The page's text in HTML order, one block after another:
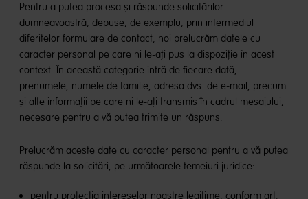
Pentru a putea procesa și răspunde solicitărilor
dumneavoastră, depuse, de exemplu, prin intermediul
diferitelor formulare de contact, noi prelucrăm datele cu
caracter personal pe care ni le-ați pus la dispoziție în acest
context. În această categorie intră de fiecare dată,
prenumele, numele de familie, adresa dvs. de e-mail, precum
și alte informații pe care ni le-ați transmis în cadrul mesajului,
necesare pentru a vă putea trimite un răspuns.
Prelucrăm aceste date cu caracter personal pentru a vă putea
răspunde la solicitări, pe următoarele temeiuri juridice:
pentru protecția intereselor noastre legitime, conform art.